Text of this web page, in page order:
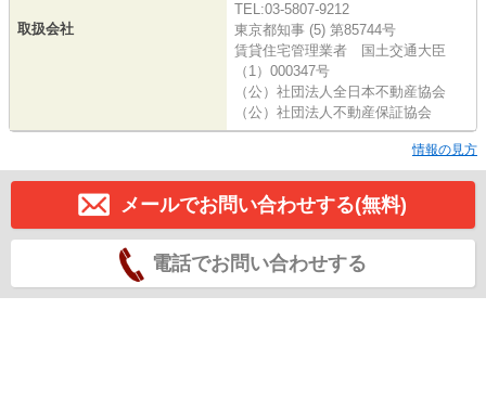
取扱会社
TEL:03-5807-9212
東京都知事 (5) 第85744号
賃貸住宅管理業者 国土交通大臣
（1）000347号
（公）社団法人全日本不動産協会
（公）社団法人不動産保証協会
情報の見方
メールでお問い合わせする(無料)
電話でお問い合わせする